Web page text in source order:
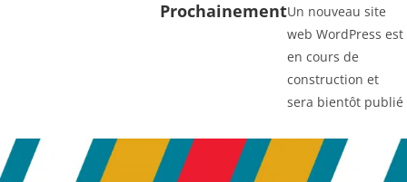
ProchainementUn nouveau site
web WordPress est
en cours de
construction et
sera bientôt publié